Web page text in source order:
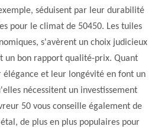
séduisent par leur durabilité
pour le climat de 50450. Les tuiles
s'avèrent un choix judicieux
un bon rapport qualité-prix. Quant
élégance et leur longévité en font un
nécessitent un investissement
50 vous conseille également de
de plus en plus populaires pour